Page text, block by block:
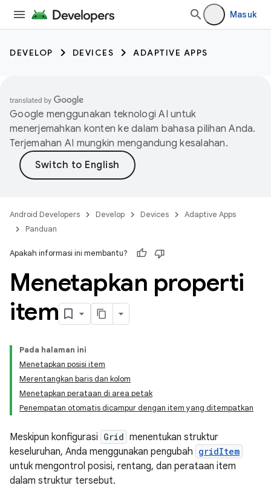
Masuk
DEVELOP DEVICES ADAPTIVE APPS
Google menggunakan teknologi AI untuk
menerjemahkan konten ke dalam bahasa pilihan Anda.
Terjemahan AI mungkin mengandung kesalahan.
Android Developers Develop Devices
Adaptive Apps
Panduan
Apakah informasi ini membantu?
Menetapkan properti
item
Pada halaman ini
Menetapkan posisi item
Merentangkan baris dan kolom
Menetapkan perataan di area petak
Penempatan otomatis dicampur dengan item yang ditempatkan
Meskipun konfigurasi Grid menentukan struktur
keseluruhan, Anda menggunakan pengubah gridItem
untuk mengontrol posisi, rentang, dan perataan item
dalam struktur tersebut.